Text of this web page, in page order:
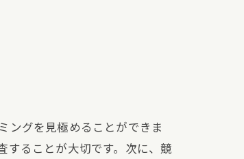
ングを見極めることができま
することが大切です。次に、競